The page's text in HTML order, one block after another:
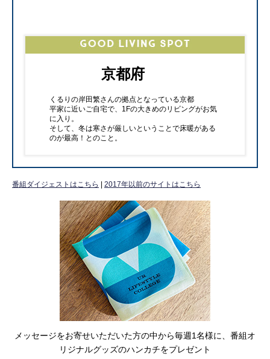
京都府
くるりの岸田繁さんの拠点となっている京都
平家に近いご自宅で、1Fの大きめのリビングがお気
に入り。
そして、冬は寒さが厳しいということで床暖がある
のが最高！とのこと。
番組ダイジェストはこちら | 2017年以前のサイトはこちら
メッセージをお寄せいただいた方の中から毎週1名様に、番組オ
リジナルグッズのハンカチをプレゼント